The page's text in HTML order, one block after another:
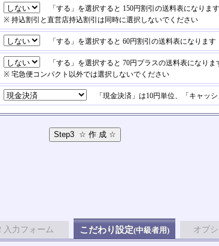
「する」を選択すると 150円割引の送料表になります
※ 持込割引と直営店持込割引は同時に選択しないでください
「する」を選択すると 60円割引の送料表になります
「する」を選択すると 70円プラスの送料表になりま
※ 宅急便コンパクト以外では選択しないでください
「現金決済」は10円単位、「キャッ
入力フォーム こだわり設定(中級者用) オプ